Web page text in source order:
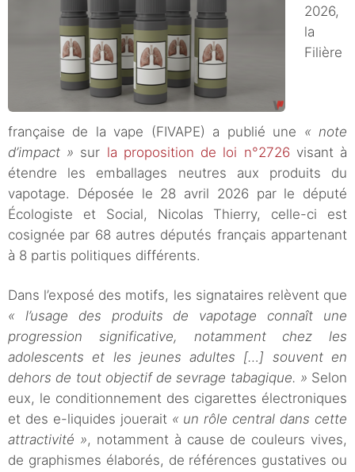
2026,
la
Filière
française de la vape (FIVAPE) a publié une « note
d’impact » sur la proposition de loi n°2726visant à
étendre les emballages neutres aux produits du
vapotage. Déposée le 28 avril 2026 par le député
Écologiste et Social, Nicolas Thierry, celle-ci est
cosignée par 68 autres députés français appartenant
à 8 partis politiques différents.
Dans l’exposé des motifs, les signataires relèvent que
« l’usage des produits de vapotage connaît une
progression significative, notamment chez les
adolescents et les jeunes adultes […] souvent en
dehors de tout objectif de sevrage tabagique. » Selon
eux, le conditionnement des cigarettes électroniques
et des e-liquides jouerait « un rôle central dans cette
attractivité », notamment à cause de couleurs vives,
de graphismes élaborés, de références gustatives ou